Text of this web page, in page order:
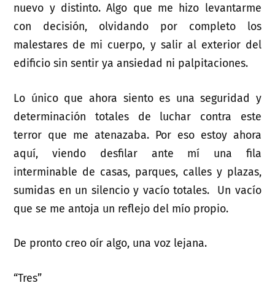
nuevo y distinto. Algo que me hizo levantarme
con decisión, olvidando por completo los
malestares de mi cuerpo, y salir al exterior del
edificio sin sentir ya ansiedad ni palpitaciones.
Lo único que ahora siento es una seguridad y
determinación totales de luchar contra este
terror que me atenazaba. Por eso estoy ahora
aquí, viendo desfilar ante mí una fila
interminable de casas, parques, calles y plazas,
sumidas en un silencio y vacío totales. Un vacío
que se me antoja un reflejo del mío propio.
De pronto creo oír algo, una voz lejana.
“Tres”